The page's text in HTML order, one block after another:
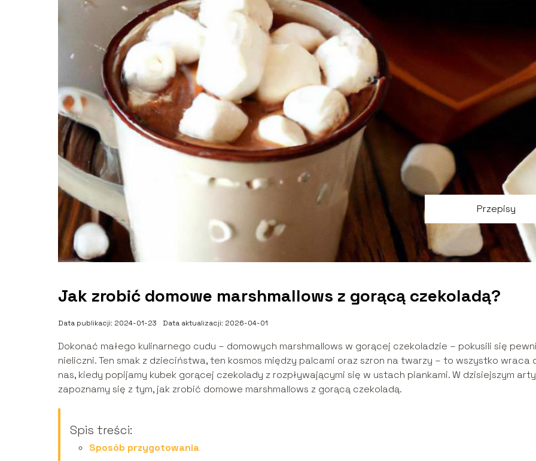
Przepisy
Jak zrobić domowe marshmallows z gorącą czekoladą?
Data publikacji: 2024-01-23 Data aktualizacji: 2026-04-01
Dokonać małego kulinarnego cudu – domowych marshmallows w gorącej czekoladzie – pokusili się
nieliczni. Ten smak z dzieciństwa, ten kosmos między palcami oraz szron na twarzy – to wszystko wraca
nas, kiedy popijamy kubek gorącej czekolady z rozpływającymi się w ustach piankami. W dzisiejszym
zapoznamy się z tym, jak zrobić domowe marshmallows z gorącą czekoladą.
Spis treści:
Sposób przygotowania